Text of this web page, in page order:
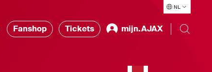
NL
Fanshop Tickets mijn.AJAX